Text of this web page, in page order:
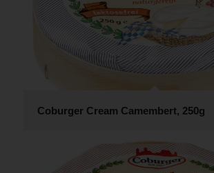
Coburger Cream Camembert, 250g